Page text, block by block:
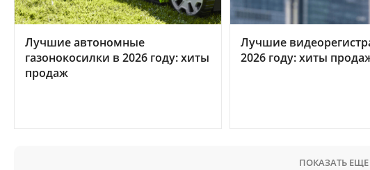
Лучшие автономные
газонокосилки в 2026 году: хиты
продаж
Лучшие
2026 году: хиты
ПОКАЗАТЬ ЕЩЕ